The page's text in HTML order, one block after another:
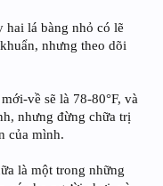
lá bàng nhỏ có lẽ
nhưng theo dõi
về sẽ là 78-80°F, và
nhưng đừng chữa trị
của mình.
là một trong những